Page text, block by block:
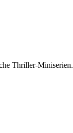
Thriller-Miniserien.